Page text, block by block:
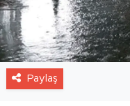
Paylaş